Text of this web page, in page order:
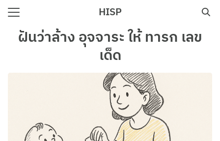
Skip
content
HISP
Search
for:ฝันว่าล้าง อุจจาระ ให้ ทารก เลข
เด็ด